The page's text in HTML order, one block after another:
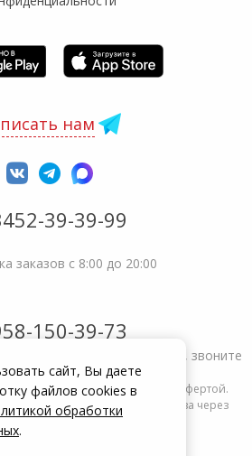
нам
39-39-99
заказов с 8:00 до 20:00
150-39-73
или возникла жалоба, звоните
не является публичной офертой.
только при оформлении заказа через
магазин zakrepi.ru.
сайт, Вы даете
файлов cookies в
обработки
.